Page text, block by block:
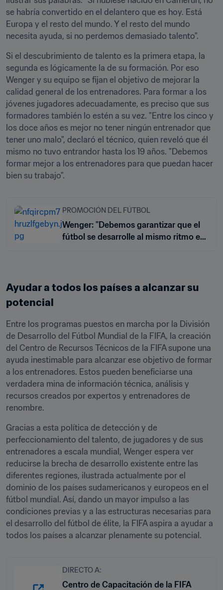
se habría convertido en el delantero que es hoy. Está
Europa y el resto del mundo. Y el resto del mundo
necesita ayuda, si no perdemos demasiado talento".
Si el descubrimiento de talento es la primera etapa, la
segunda es lógicamente la de su formación. Por eso
Wenger y su equipo se fijan el objetivo de mejorar la
calidad general de los entrenadores. Para formar a los
jóvenes jugadores adecuadamente, es preciso que sus
formadores también lo estén a su vez. "Entre los cinco y
los doce años es mejor no tener ningún entrenador que
tener uno malo", declaró el técnico, quien reveló que él
mismo no tuvo entrandor hasta los 19 años. "Debemos
formar mejor a los entrenadores para que puedan hacer
bien su trabajo".
PROMOCIÓN DEL FÚTBOL
Wenger: "Debemos garantizar que el
fútbol se desarrolle al mismo ritmo en
Ayudar a todos los países a alcanzar su
potencial
Entre los programas puestos en marcha por la División
de Desarrollo del Fútbol Mundial de la FIFA, la creación
del Centro de Recursos Técnicos de la FIFA supone una
ayuda inestimable para alcanzar ese objetivo de formar
a los entrenadores. Estos pueden beneficiarse una
verdadera mina de información técnica, análisis y
recursos creados por expertos y entrenadores de
renombre.
Gracias a esta política de detección y de
perfeccionamiento del talento, de jugadores y de sus
entrenadores a escala mundial, Wenger espera ver
reducirse la brecha de desarrollo existente entre las
diferentes regiones, ilustrada actualmente por el
dominio de los países sudamericanos y europeos en el
fútbol mundial. Así, dando un mayor impulso a las
condiciones previas y a las estructuras necesarias para
el desarrollo del fútbol de élite, la FIFA aspira a ayudar a
todos los países a alcanzar plenamente su potencial.
DIRECTO A:
Centro de Capacitación de la FIFA